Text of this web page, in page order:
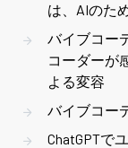
は、AIのた
バイブコー
コーダーが
よる変容
バイブコー
ChatGPTで